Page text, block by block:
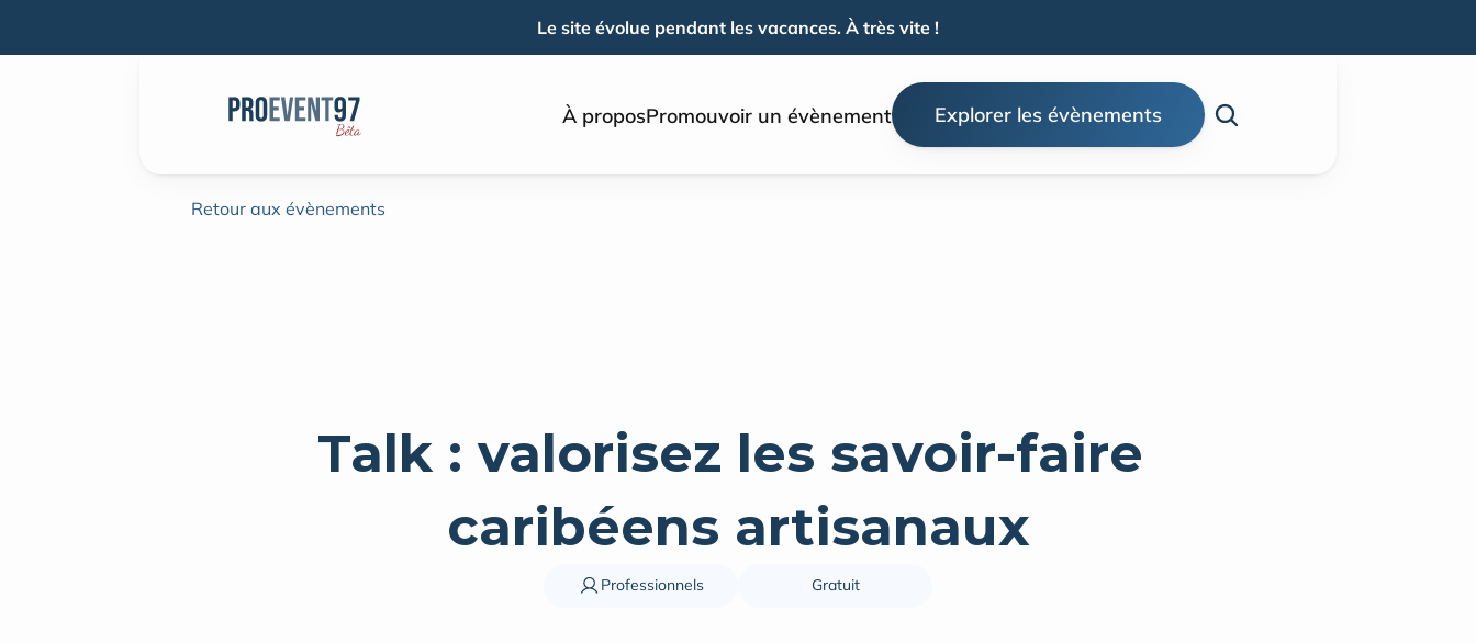
À proposPromouvoir un évènement Explorer les évènements
Retour aux évènements
Talk : valorisez les savoir‑faire
caribéens artisanaux
Professionnels Gratuit
Le site évolue pendant les vacances. À très vite !